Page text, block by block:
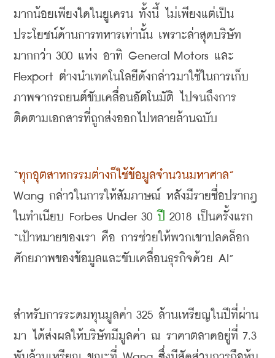
มากน้อยเพียงใดในยูเครน ทั้งนี้ ไม่เพียงแต่เป็น
ประโยชน์ด้านการทหารเท่านั้น เพราะล่าสุดบริษัท
มากกว่า 300 แห่ง อาทิ General Motors และ
Flexport ต่างนำเทคโนโลยีดังกล่าวมาใช้ในการเก็บ
ภาพจากรถยนต์ขับเคลื่อนอัตโนมัติ ไปจนถึงการ
ติดตามเอกสารที่ถูกส่งออกไปหลายล้านฉบับ
“ทุกอุตสาหกรรมต่างก็ใช้ข้อมูลจำนวนมหาศาล”
Wang กล่าวในการให้สัมภาษณ์ หลังมีรายชื่อปรากฎ
ในทำเนียบ Forbes Under 30 ปี 2018 เป็นครั้งแรก
“เป้าหมายของเรา คือ การช่วยให้พวกเขาปลดล็อก
ศักยภาพของข้อมูลและขับเคลื่อนธุรกิจด้วย AI”
สำหรับการระดมทุนมูลค่า 325 ล้านเหรียญในปีที่ผ่าน
มา ได้ส่งผลให้บริษัทมีมูลค่า ณ ราคาตลาดอยู่ที่